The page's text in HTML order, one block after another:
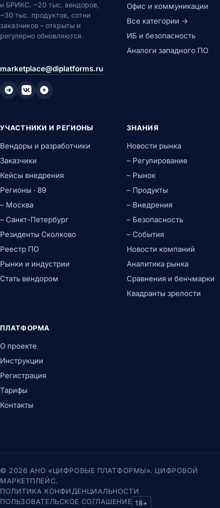
и БРИКС. ~20 тыс. вендоров,
~30 тыс. продуктов, сотни
заказчиков – открыты и
регулярно обновляются.
marketplace@diplatforms.ru
Офис и коммуникации
Все категории →
ИБ и безопасность
Аналоги западного ПО
УЧАСТНИКИ И РЕГИОНЫ
Вендоры и разработчики
Заказчики
Кейсы внедрения
Регионы · 89
– Москва
– Санкт-Петербург
Резиденты Сколково
Реестр ПО
Рынки и индустрии
Стать вендором
ЗНАНИЯ
Новости рынка
– Регулирование
– Рынок
– Продукты
– Внедрения
– Безопасность
– События
Новости компаний
Аналитика рынка
Сравнения и бенчмарки
Квадранты зрелости
ПЛАТФОРМА
О проекте
Инструкции
Регистрация
Тарифы
Контакты
© 2026 АНО «ЦИФРОВЫЕ ПЛАТФОРМЫ». ЦИФРОВОЙ
МАРКЕТПЛЕЙС.
ПОЛИТИКА КОНФИДЕНЦИАЛЬНОСТИ
ПОЛЬЗОВАТЕЛЬСКОЕ СОГЛАШЕНИЕ 18+